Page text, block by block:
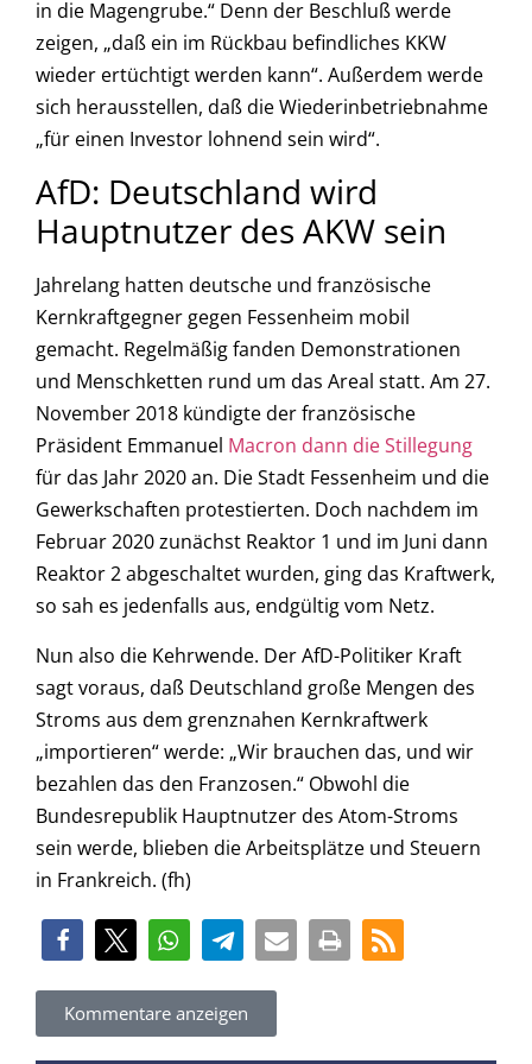
in die Magengrube.“ Denn der Beschluß werde
zeigen, „daß ein im Rückbau befindliches KKW
wieder ertüchtigt werden kann“. Außerdem werde
sich herausstellen, daß die Wiederinbetriebnahme
„für einen Investor lohnend sein wird“.
AfD: Deutschland wird
Hauptnutzer des AKW sein
Jahrelang hatten deutsche und französische
Kernkraftgegner gegen Fessenheim mobil
gemacht. Regelmäßig fanden Demonstrationen
und Menschketten rund um das Areal statt. Am 27.
November 2018 kündigte der französische
Präsident Emmanuel Macron dann die Stillegung
für das Jahr 2020 an. Die Stadt Fessenheim und die
Gewerkschaften protestierten. Doch nachdem im
Februar 2020 zunächst Reaktor 1 und im Juni dann
Reaktor 2 abgeschaltet wurden, ging das Kraftwerk,
so sah es jedenfalls aus, endgültig vom Netz.
Nun also die Kehrwende. Der AfD-Politiker Kraft
sagt voraus, daß Deutschland große Mengen des
Stroms aus dem grenznahen Kernkraftwerk
„importieren“ werde: „Wir brauchen das, und wir
bezahlen das den Franzosen.“ Obwohl die
Bundesrepublik Hauptnutzer des Atom-Stroms
sein werde, blieben die Arbeitsplätze und Steuern
in Frankreich. (fh)
Kommentare anzeigen